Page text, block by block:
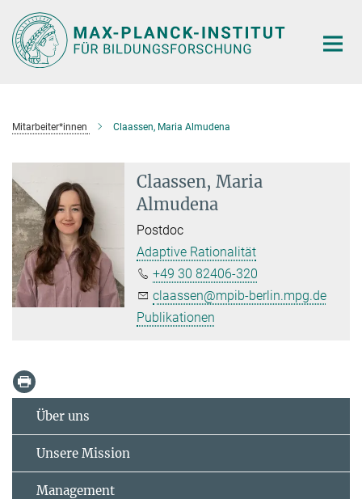
Hauptinhalt
Mitarbeiter*innen Claassen, Maria Almudena
Claassen, Maria
Almudena
Postdoc
Adaptive Rationalität
+49 30 82406-320
claassen@mpib-berlin.mpg.de
Publikationen
Über uns
Unsere Mission
Management